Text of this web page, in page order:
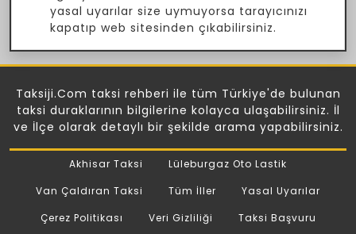
yasal uyarılar size uymuyorsa tarayıcınızı
kapatıp web sitesinden çıkabilirsiniz.
Taksiji.Com taksi rehberi ile tüm Türkiye'de bulunan
taksi duraklarının bilgilerine kolayca ulaşabilirsiniz. İl
ve İlçe olarak detaylı bir şekilde arama yapabilirsiniz.
Akhisar Taksi
Lüleburgaz Oto Lastik
Van Çaldıran Taksi
Tüm İller
Yasal Uyarılar
Çerez Politikası
Veri Gizliliği Taksi Başvuru